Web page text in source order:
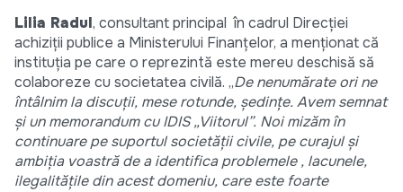
Lilia Radul, consultant principal în cadrul Direcției
achiziții publice a Ministerului Finanțelor, a menționat că
instituția pe care o reprezintă este mereu deschisă să
colaboreze cu societatea civilă. „De nenumărate ori ne
întâlnim la discuții, mese rotunde, ședințe. Avem semnat
și un memorandum cu IDIS „Viitorul”. Noi mizăm în
continuare pe suportul societății civile, pe curajul și
ambiția voastră de a identifica problemele , lacunele,
ilegalitățile din acest domeniu, care este foarte